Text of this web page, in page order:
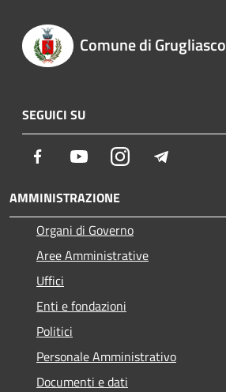
Comune di Grugliasco
SEGUICI SU
Facebook YoutubeInstagram
AMMINISTRAZIONE
Organi di Governo
Aree Amministrative
Uffici
Enti e fondazioni
Politici
Personale Amministrativo
Documenti e dati